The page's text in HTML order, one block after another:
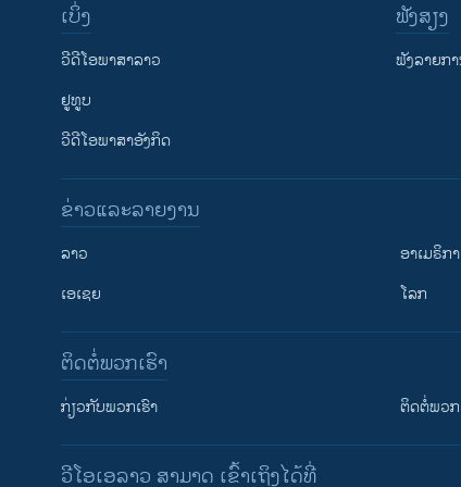
ເບິ່ງ
ວີດີໂອພາສາລາວ
ຢູທູບ
ວີດີໂອພາສາອັງກິດ
ຟັງສຽງ
ຟັງລາຍກ
ຂ່າວແລະລາຍງານ
ລາວ
ເອເຊຍ
ອາເມຣິກາ
ໂລກ
ຕິດຕໍ່ພວກເຮົາ
ກ່ຽວກັບພວກເຮົາ ຕິດຕໍ່ພວກ
ວີໂອເອລາວ ສາມາດ ເຂົ້າເຖິງໄດ້ທີ່